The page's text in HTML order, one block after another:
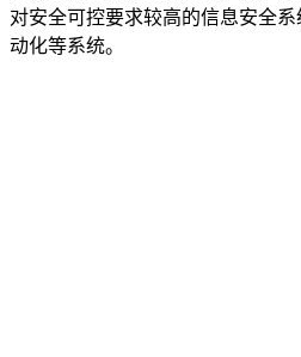
对安全可控要求较高的信息安全
动化等系统。